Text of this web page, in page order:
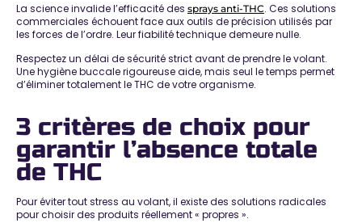
La scienceinvalide l’efficacité des sprays anti-THC. Ces solutions
commerciales échouent face aux outils de précision utilisés par
les forces de l’ordre. Leur fiabilité technique demeure nulle.
Respectez un délai de sécurité strict avant de prendre le volant.
Une hygiène buccale rigoureuse aide, mais seul le temps permet
d’éliminer totalement le THC de votre organisme.
3 critères de choix pour
garantir l’absence totale
de THC
Pour éviter tout stress au volant, il existe des solutions radicales
pour choisir des produits réellement « propres ».